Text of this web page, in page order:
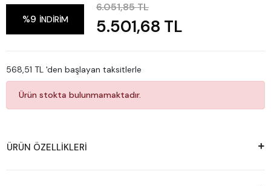
%9 İNDİRİM
6.051,85 TL
5.501,68 TL
568,51 TL 'den başlayan taksitlerle
Ürün stokta bulunmamaktadır.
ÜRÜN ÖZELLİKLERİ